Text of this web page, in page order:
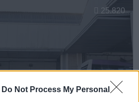
Do Not Process My Personal
25.820